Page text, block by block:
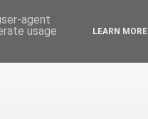
agent
usage
LEARN MORE